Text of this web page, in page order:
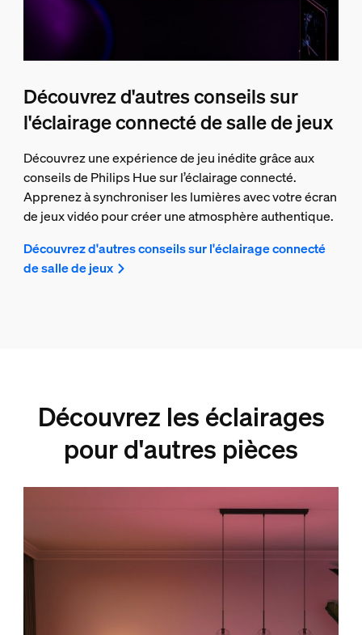
Découvrez d'autres conseils sur
l'éclairage connecté de salle de jeux
Découvrez une expérience de jeu inédite grâce aux
conseils de Philips Hue sur l’éclairage connecté.
Apprenez à synchroniser les lumières avec votre écran
de jeux vidéo pour créer une atmosphère authentique.
Découvrez d'autres conseils sur l'éclairage connecté
de salle de jeux
Découvrez les éclairages
pour d'autres pièces